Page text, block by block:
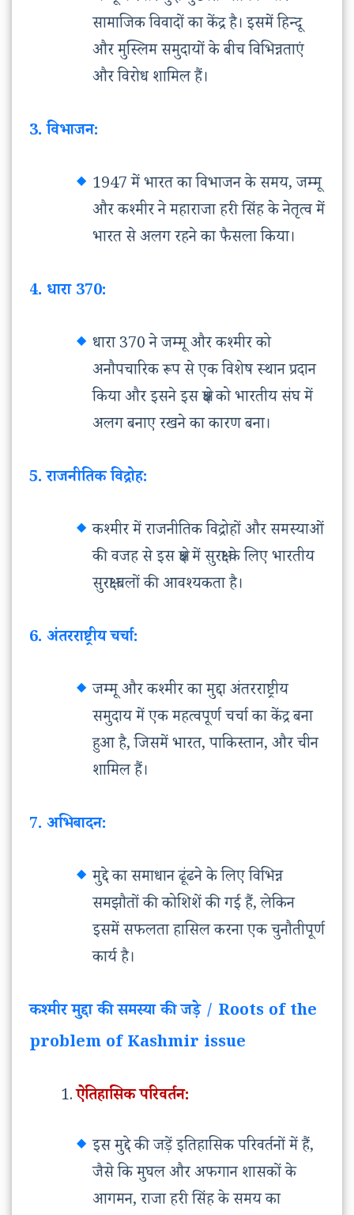
सामाजिक विवादों का केंद्र है। इसमें हिन्दू
और मुस्लिम समुदायों के बीच विभिन्नताएं
और विरोध शामिल हैं।
3. विभाजन:
1947 में भारत का विभाजन के समय, जम्मू
और कश्मीर ने महाराजा हरी सिंह के नेतृत्व में
भारत से अलग रहने का फैसला किया।
4. धारा 370:
धारा 370 ने जम्मू और कश्मीर को
अनौपचारिक रूप से एक विशेष स्थान प्रदान
किया और इसने इस क्षेत्र को भारतीय संघ में
अलग बनाए रखने का कारण बना।
5. राजनीतिक विद्रोह:
कश्मीर में राजनीतिक विद्रोहों और समस्याओं
की वजह से इस क्षेत्र में सुरक्षा के लिए भारतीय
सुरक्षा बलों की आवश्यकता है।
6. अंतरराष्ट्रीय चर्चा:
जम्मू और कश्मीर का मुद्दा अंतरराष्ट्रीय
समुदाय में एक महत्वपूर्ण चर्चा का केंद्र बना
हुआ है, जिसमें भारत, पाकिस्तान, और चीन
शामिल हैं।
7. अभिबादन:
मुद्दे का समाधान ढूंढने के लिए विभिन्न
समझौतों की कोशिशें की गई हैं, लेकिन
इसमें सफलता हासिल करना एक चुनौतीपूर्ण
कार्य है।
कश्मीर मुद्दा की समस्या की जड़े / Roots of the
problem of Kashmir issue
ऐतिहासिक परिवर्तन:
इस मुद्दे की जड़ें इतिहासिक परिवर्तनों में हैं,
जैसे कि मुघल और अफगान शासकों के
आगमन, राजा हरी सिंह के समय का